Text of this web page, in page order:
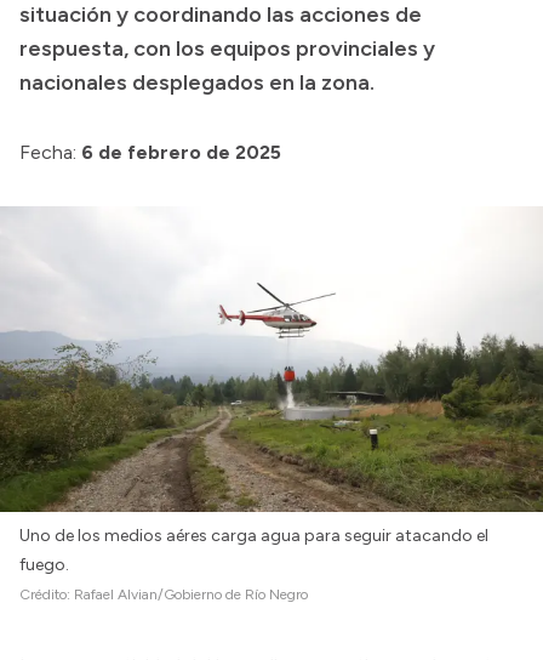
Convocatorias
Intranet
situación y coordinando las acciones de
respuesta, con los equipos provinciales y
nacionales desplegados en la zona.
Fecha: 6 de febrero de 2025
Uno de los medios aéres carga agua para seguir atacando el
fuego.
Crédito: Rafael Alvian/Gobierno de Río Negro